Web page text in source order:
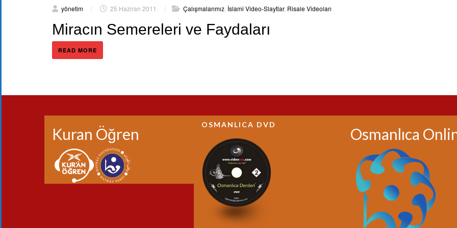
yönetim / 25 Haziran 2011 / Çalışmalarımız İslami Video-Slaytlar, Risale Videoları
Miracın Semereleri ve Faydaları
READ MORE
Kuran Öğren
OSMANLICA DVD
Osmanlıca